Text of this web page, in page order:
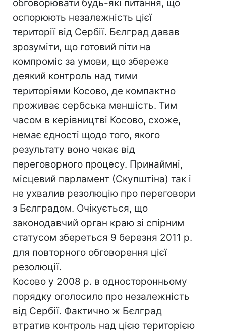
обговорювати будь-які питання, що
оспорюють незалежність цієї
території від Сербії. Бєлград давав
зрозуміти, що готовий піти на
компроміс за умови, що збереже
деякий контроль над тими
територіями Косово, де компактно
проживає сербська меншість. Тим
часом в керівництві Косово, схоже,
немає єдності щодо того, якого
результату воно чекає від
переговорного процесу. Принаймні,
місцевий парламент (Скупштіна) так і
не ухвалив резолюцію про переговори
з Бєлградом. Очікується, що
законодавчий орган краю зі спірним
статусом збереться 9 березня 2011 р.
для повторного обговорення цієї
резолюції.
Косово у 2008 р. в односторонньому
порядку оголосило про незалежність
від Сербії. Фактично ж Бєлград
втратив контроль над цією територією